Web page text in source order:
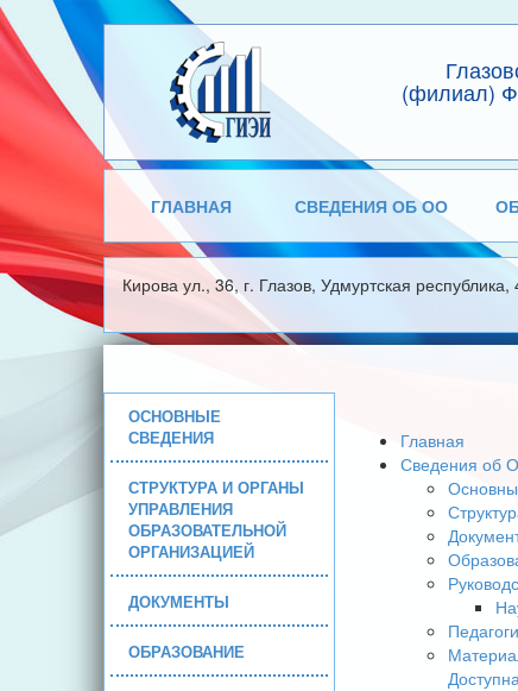
(филиал)
ГЛАВНАЯ СВЕДЕНИЯ ОБ ОО
Кирова ул., 36, г. Глазов, Удмуртская республика,
ОСНОВНЫЕ
СВЕДЕНИЯ
СТРУКТУРА И ОРГАНЫ
УПРАВЛЕНИЯ
ОБРАЗОВАТЕЛЬНОЙ
ОРГАНИЗАЦИЕЙ
ДОКУМЕНТЫ
ОБРАЗОВАНИЕ
Главная
Сведения об